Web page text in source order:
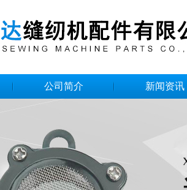
公司简介 新闻资讯